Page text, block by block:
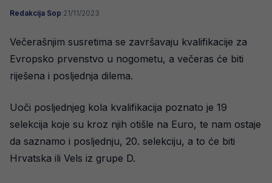
Redakcija Sop·21/11/2023
Večerašnjim susretima se završavaju kvalifikacije za
Evropsko prvenstvo u nogometu, a večeras će biti
riješena i posljednja dilema.
Uoči posljednjeg kola kvalifikacija poznato je 19
selekcija koje su kroz njih otišle na Euro, te nam ostaje
da saznamo i posljednju, 20. selekciju, a to će biti
Hrvatska ili Vels iz grupe D.